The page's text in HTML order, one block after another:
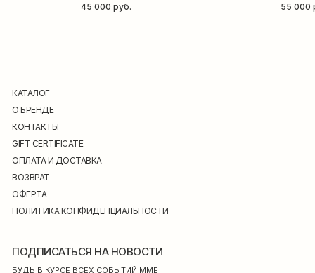
45 000 руб. 55 000
ПОЛИТИКА КОНФИДЕНЦИАЛЬНОСТИ
ОФЕРТА
ВОЗВРАТ
ОПЛАТА И ДОСТАВКА
GIFT CERTIFICATE
ПОДПИСАТЬСЯ НА НОВОСТИ
БУДЬ В КУРСЕ ВСЕХ СОБЫТИЙ ММЕ
КОНТАКТЫ
О БРЕНДЕ
КАТАЛОГ